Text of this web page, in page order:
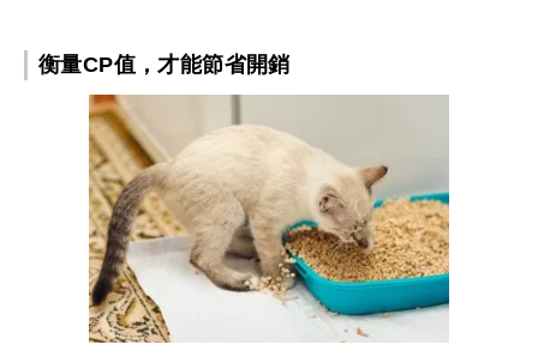
衡量CP值，才能節省開銷